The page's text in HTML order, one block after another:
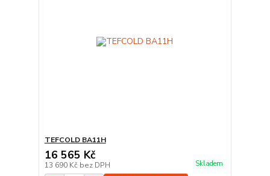
TEFCOLD BA11H
16 565 Kč
13 690 Kč bez DPH Skladem